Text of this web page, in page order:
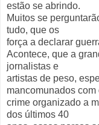
estão se abrindo.
Muitos se
tudo, que os
força a declarar
Acontece, que a
jornalistas e
artistas de peso,
mancomunados com
crime organizado a
dos últimos 40